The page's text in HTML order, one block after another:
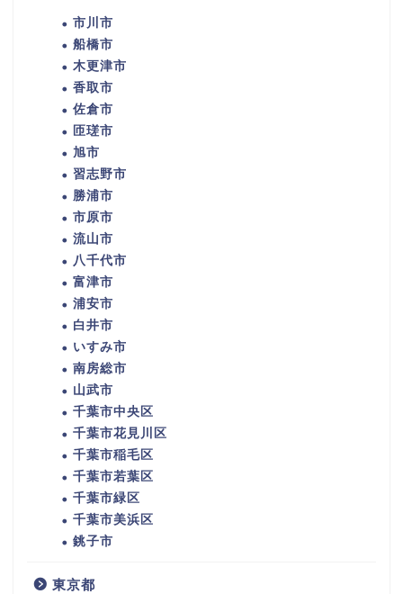
市川市
船橋市
木更津市
香取市
佐倉市
匝瑳市
旭市
習志野市
勝浦市
市原市
流山市
八千代市
富津市
浦安市
白井市
いすみ市
南房総市
山武市
千葉市中央区
千葉市花見川区
千葉市稲毛区
千葉市若葉区
千葉市緑区
千葉市美浜区
銚子市
東京都